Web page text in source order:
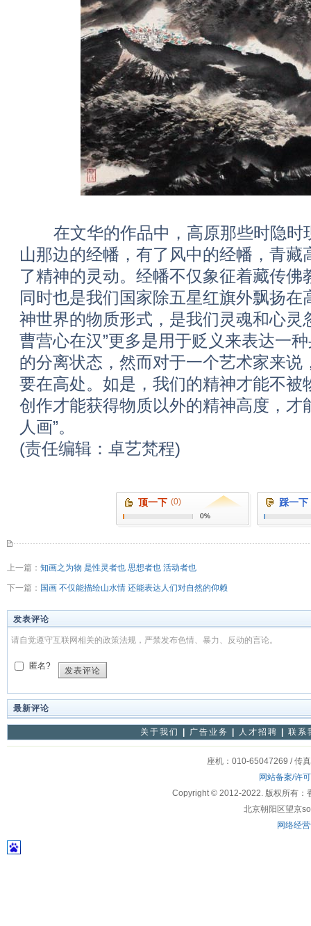
在文华的作品中，高原那些时隐时
山那边的经幡，有了风中的经幡，青藏
了精神的灵动。经幡不仅象征着藏传佛
同时也是我们国家除五星红旗外飘扬
神世界的物质形式，是我们灵魂和心灵
曹营心在汉”更多是用于贬义来表达一
的分离状态，然而对于一个艺术家来说
要在高处。如是，我们的精神才能不被
创作才能获得物质以外的精神高度，才
人画”。
(责任编辑：卓艺梵程)
顶一下 (0)
0%
踩一下
上一篇： 知画之为物 是性灵者也 思想者也 活动者也
下一篇： 国画 不仅能描绘山水情 还能表达人们对自然的仰赖
发表评论
请自觉遵守互联网相关的政策法规，严禁发布色情、暴力、反动的言论。
匿名?
发表评论
最新评论
关于我们 广告业务 人才招聘 联系
座机：010-65047269 / 传
网站备案/许
Copyright © 2012-2022. 版权所有：
北京朝阳区望京
网络经